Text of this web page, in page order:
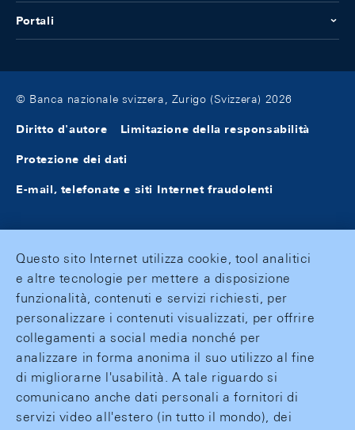
Portali
© Banca nazionale svizzera, Zurigo (Svizzera) 2026
Diritto d'autore Limitazione della responsabilità
Protezione dei dati
E-mail, telefonate e siti Internet fraudolenti
Questo sito Internet utilizza cookie, tool analitici
e altre tecnologie per mettere a disposizione
funzionalità, contenuti e servizi richiesti, per
personalizzare i contenuti visualizzati, per offrire
collegamenti a social media nonché per
analizzare in forma anonima il suo utilizzo al fine
di migliorarne l'usabilità. A tale riguardo si
comunicano anche dati personali a fornitori di
servizi video all'estero (in tutto il mondo), dei